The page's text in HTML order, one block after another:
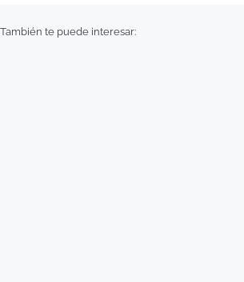
También te puede interesar: